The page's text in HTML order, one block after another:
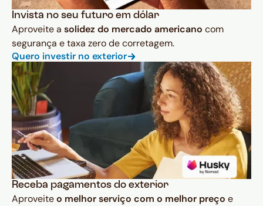
Invista no seu futuro em dólar
Aproveite a solidez do mercado americano com
segurança e taxa zero de corretagem.
Quero investir no exterior
Receba pagamentos do exterior
Aproveiteo melhor serviço com o melhor preço e